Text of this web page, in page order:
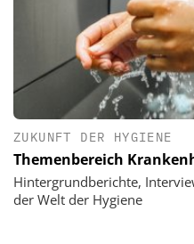
ZUKUNFT DER HYGIENE
Themenbereich
Hintergrundberichte,
der Welt der Hygiene